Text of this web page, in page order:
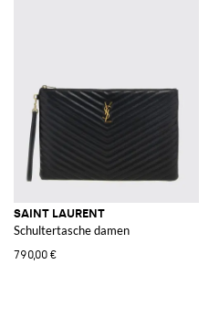
SAINT LAURENT
Schultertasche damen
790,00 €